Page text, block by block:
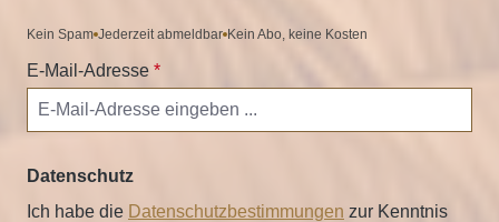
Kein Spam Jederzeit abmeldbar Kein Abo, keine Kosten
E-Mail-Adresse *
Datenschutz
Ich habe die Datenschutzbestimmungen zur Kenntnis